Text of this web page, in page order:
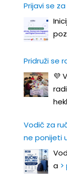
Prijavi se
Pridruži se
💜
Vodič za
ne ponijeti
a >